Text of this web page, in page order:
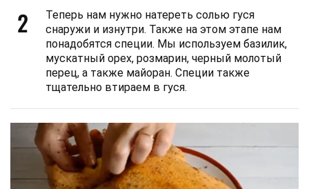
2
Теперь нам нужно натереть солью гуся
снаружи и изнутри. Также на этом этапе нам
понадобятся специи. Мы используем базилик,
мускатный орех, розмарин, черный молотый
перец, а также майоран. Специи также
тщательно втираем в гуся.